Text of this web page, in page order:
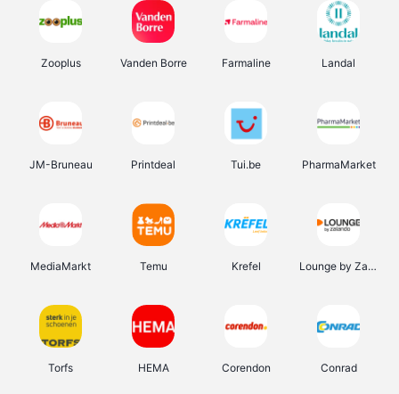
Zooplus Vanden Borre Farmaline Landal
JM-Bruneau Printdeal Tui.be PharmaMarket
MediaMarkt Temu Krefel Lounge by Zalando
Torfs HEMA Corendon Conrad